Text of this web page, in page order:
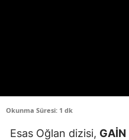
Okunma Süresi: 1 dk
Esas Oğlan dizisi, GAİN